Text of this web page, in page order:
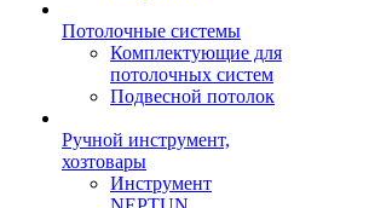
Потолочные системы
Комплектующие для
потолочных систем
Подвесной потолок
Ручной инструмент,
хозтовары
Инструмент